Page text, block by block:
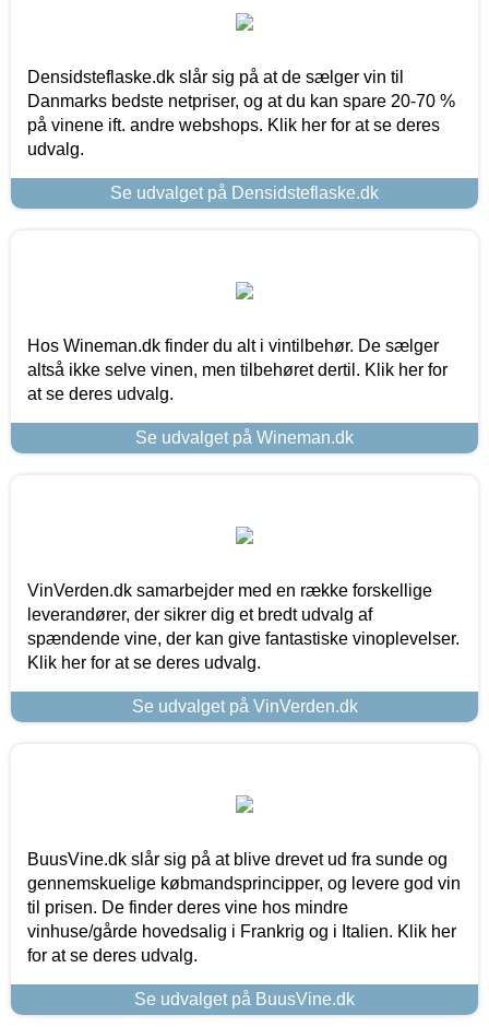
Densidsteflaske.dk slår sig på at de sælger vin til
Danmarks bedste netpriser, og at du kan spare 20-70 %
på vinene ift. andre webshops. Klik her for at se deres
udvalg.
Se udvalget på Densidsteflaske.dk
Hos Wineman.dk finder du alt i vintilbehør. De sælger
altså ikke selve vinen, men tilbehøret dertil. Klik her for
at se deres udvalg.
Se udvalget på Wineman.dk
VinVerden.dk samarbejder med en række forskellige
leverandører, der sikrer dig et bredt udvalg af
spændende vine, der kan give fantastiske vinoplevelser.
Klik her for at se deres udvalg.
Se udvalget på VinVerden.dk
BuusVine.dk slår sig på at blive drevet ud fra sunde og
gennemskuelige købmandsprincipper, og levere god vin
til prisen. De finder deres vine hos mindre
vinhuse/gårde hovedsalig i Frankrig og i Italien. Klik her
for at se deres udvalg.
Se udvalget på BuusVine.dk